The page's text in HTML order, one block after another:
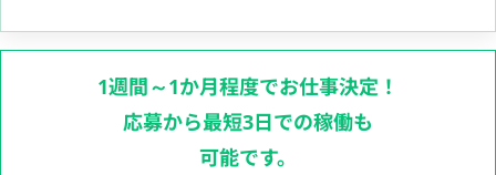
1週間～1か月程度でお仕事決定！
応募から最短3日での稼働も
可能です。